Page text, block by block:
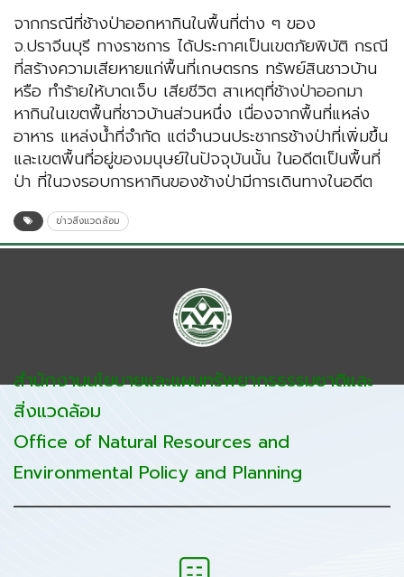
จากกรณีที่ช้างป่าออกหากินในพื้นที่ต่าง ๆ ของ
จ.ปราจีนบุรี ทางราชการ ได้ประกาศเป็นเขตภัยพิบัติ กรณี
ที่สร้างความเสียหายแก่พื้นที่เกษตรกร ทรัพย์สินชาวบ้าน
หรือ ทำร้ายให้บาดเจ็บ เสียชีวิต สาเหตุที่ช้างป่าออกมา
หากินในเขตพื้นที่ชาวบ้านส่วนหนึ่ง เนื่องจากพื้นที่แหล่ง
อาหาร แหล่งน้ำที่จำกัด แต่จำนวนประชากรช้างป่าที่เพิ่มขึ้น
และเขตพื้นที่อยู่ของมนุษย์ในปัจจุบันนั้น ในอดีตเป็นพื้นที่
ป่า ที่ในวงรอบการหากินของช้างป่ามีการเดินทางในอดีต
ข่าวสิ่งแวดล้อม
สำนักงานนโยบายและแผนทรัพยากรธรรมชาติและ
สิ่งแวดล้อม
Office of Natural Resources and
Environmental Policy and Planning